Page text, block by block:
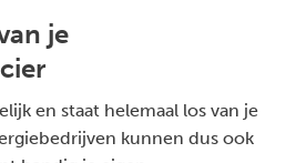
je
en staat helemaal los van je
kunnen dus ook